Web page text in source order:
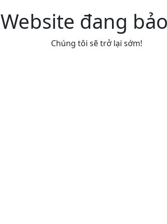
Website đang
Chúng tôi sẽ trở lại sớm!